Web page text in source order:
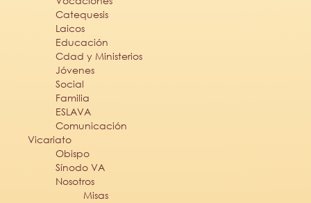
Catequesis
Laicos
Educación
Cdad y Ministerios
Jóvenes
Social
Familia
ESLAVA
Comunicación
Vicariato
Obispo
Sínodo VA
Nosotros
Misas